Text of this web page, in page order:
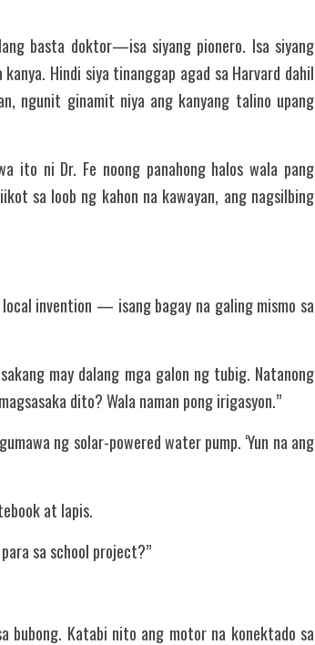
basta doktor—isa siyang pionero. Isa siyang
Hindi siya tinanggap agad sa Harvard dahil
ngunit ginamit niya ang kanyang talino upang
ito ni Dr. Fe noong panahong halos wala pang
sa loob ng kahon na kawayan, ang nagsilbing
invention — isang bagay na galing mismo sa
may dalang mga galon ng tubig. Natanong
dito? Wala naman pong irigasyon.”
ng solar-powered water pump. ‘Yun na ang
at lapis.
sa school project?”
bubong. Katabi nito ang motor na konektado sa